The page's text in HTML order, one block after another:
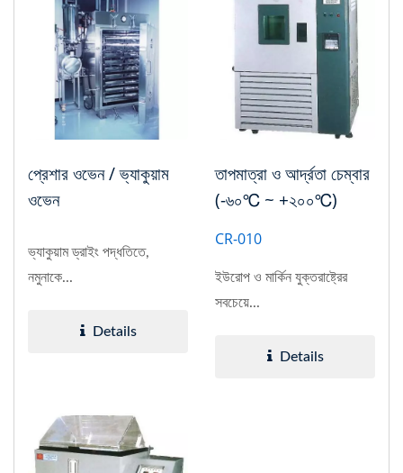
প্রেশার ওভেন / ভ্যাকুয়াম
ওভেন
ভ্যাকুয়াম ড্রাইং পদ্ধতিতে,
নমুনাকে...
Details
তাপমাত্রা ও আর্দ্রতা চেম্বার
(-৬০℃ ~ +২০০℃)
CR-010
ইউরোপ ও মার্কিন যুক্তরাষ্ট্রের
সবচেয়ে...
Details